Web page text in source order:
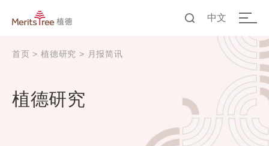
中文
首页 > 植德研究 > 月报简讯
植德研究